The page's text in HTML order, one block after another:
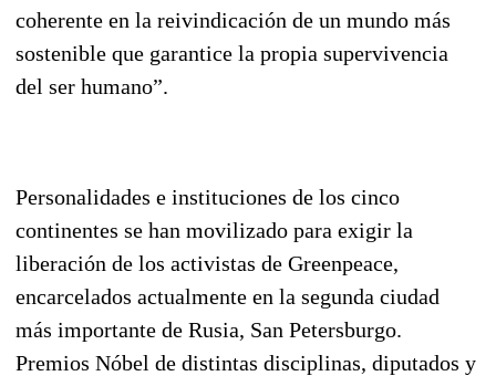
coherente en la reivindicación de un mundo más
sostenible que garantice la propia supervivencia
del ser humano”.
Personalidades e instituciones de los cinco
continentes se han movilizado para exigir la
liberación de los activistas de Greenpeace,
encarcelados actualmente en la segunda ciudad
más importante de Rusia, San Petersburgo.
Premios Nóbel de distintas disciplinas, diputados y